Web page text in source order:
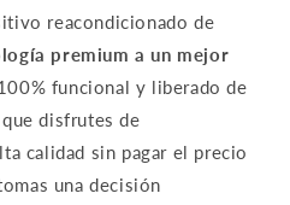
reacondicionado de
premium a un mejor
funcional y liberado de
disfrutes de
calidad sin pagar el precio
una decisión
Mercado Pago,elige
y confirma.
con saldo disponible,
a aprobación.
nuestraAyuda.